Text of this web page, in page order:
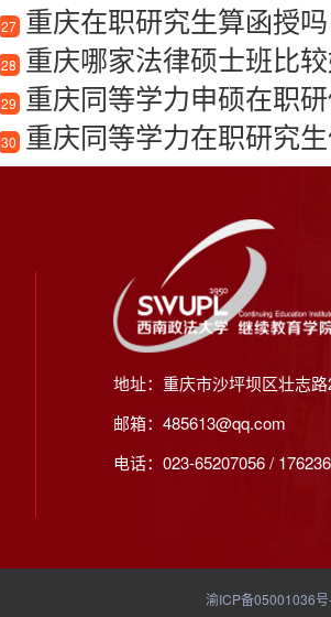
27 重庆在职研究生算函授吗
28 重庆哪家法律硕士班比
29 重庆同等学力申硕在职
30 重庆同等学力在职研究
地址：重庆市沙坪坝区壮志
邮箱：485613@qq.com
电话：023-65207056 /
渝ICP备05001036